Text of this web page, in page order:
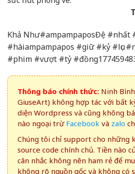
Khả Như#ampampaposĐệ #nhất
#hàiampampapos #giữ #kỷ #lục
#phim #vượt #tỷ
Thông báo chính thức: Ninh
GiuseArt) không hợp tác với bất
diện Wordpress và cũng không
nào ngoại trừ Facebook và zalo
Chúng tôi chỉ support cho những
source code chính chủ. Tiền nào
cân nhắc không nên ham rẻ để
không rõ nguồn gốc và không có